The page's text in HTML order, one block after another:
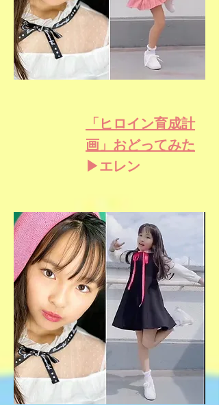
「ヒロイン育成計
画」おどってみた
▶エレン